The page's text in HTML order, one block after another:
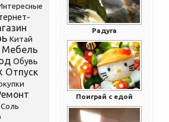
Китай
Мебель
Обувь
Отпуск
Соль
Радуга
Поиграй с едой